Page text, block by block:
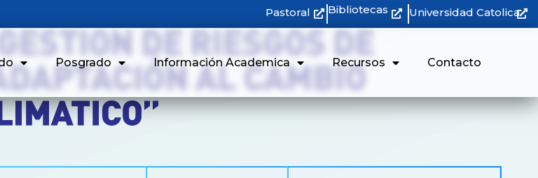
Pastoral Bibliotecas Universidad Catolica
Posgrado Información Academica Recursos Contacto